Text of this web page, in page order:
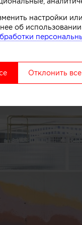
настройки
об
Отклонить все